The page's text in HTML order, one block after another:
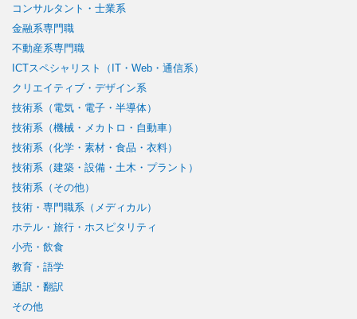
コンサルタント・士業系
金融系専門職
不動産系専門職
ICTスペシャリスト（IT・Web・通信系）
クリエイティブ・デザイン系
技術系（電気・電子・半導体）
技術系（機械・メカトロ・自動車）
技術系（化学・素材・食品・衣料）
技術系（建築・設備・土木・プラント）
技術系（その他）
技術・専門職系（メディカル）
ホテル・旅行・ホスピタリティ
小売・飲食
教育・語学
通訳・翻訳
その他